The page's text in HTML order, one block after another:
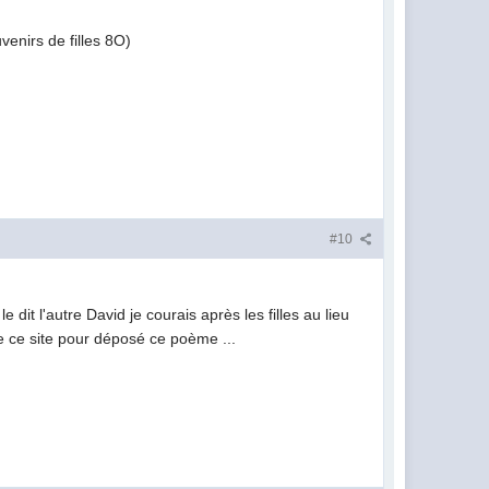
de filles 8O)
#10
dit l'autre David je courais après les filles au lieu
ce site pour déposé ce poème ...